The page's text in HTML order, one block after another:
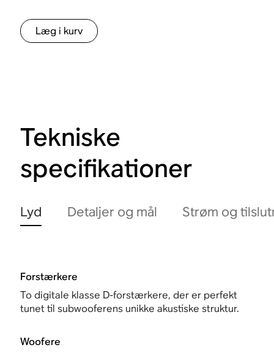
Læg i kurv
Tekniske
specifikationer
Lyd Detaljer og mål Strøm og
Forstærkere
To digitale klasse D-forstærkere, der er perfekt
tunet til subwooferens unikke akustiske struktur.
Woofere